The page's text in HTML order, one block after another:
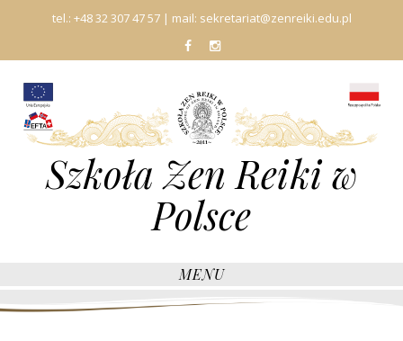
tel.: +48 32 307 47 57| mail: sekretariat@zenreiki.edu.pl
fb In
Szkoła Zen Reiki w
Polsce
MENU